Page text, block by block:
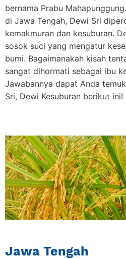
bernama Prabu
di Jawa Tengah, Dewi Sri
kemakmuran dan kesuburan.
sosok suci yang mengatur
bumi. Bagaimanakah kisah
sangat dihormati sebagai ibu
Jawabannya dapat Anda
Sri, Dewi Kesuburan berikut ini!
Jawa Tengah